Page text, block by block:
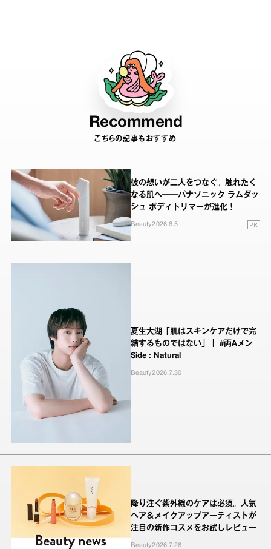
Recommend
こちらの記事もおすすめ
彼の想いが二人をつなぐ。触れたく
なる肌へ──パナソニック ラムダッ
シュ ボディトリマーが進化！
Beauty2026.8.5 PR
夏生大湖「肌はスキンケアだけで完
結するものではない」｜ #両Aメン
Side : Natural
Beauty2026.7.30
降り注ぐ紫外線のケアは必須。人気
ヘア＆メイクアップアーティストが
注目の新作コスメをお試しレビュー
Beauty2026.7.26